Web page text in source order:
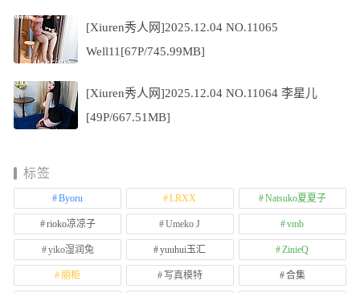
[Xiuren秀人网]2025.12.04 NO.11065
Well11[67P/745.99MB]
[Xiuren秀人网]2025.12.04 NO.11064 李星儿
[49P/667.51MB]
标签
Byoru LRXX Natsuko夏夏子
rioko凉凉子 Umeko J vmb
yiko湿润兔 yuuhui玉汇 ZinieQ
丽柜 写真模特 合集